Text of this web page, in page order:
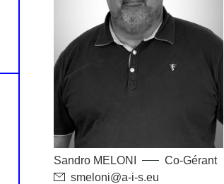
Sandro MELONI
Co-Gérant
smeloni@a-i-s.eu